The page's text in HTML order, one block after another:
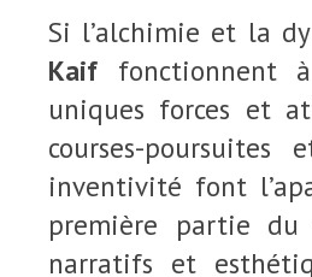
Si l’alchimie et la
Kaif fonctionnent
uniques forces et
courses-
inventivité font
première partie du
narratifs et